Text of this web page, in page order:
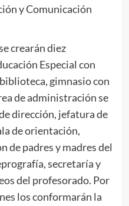
y Comunicación
crearán diez
Especial con
gimnasio con
de administración se
dirección, jefatura de
de orientación,
de padres y madres del
secretaría y
del profesorado. Por
los conformarán la